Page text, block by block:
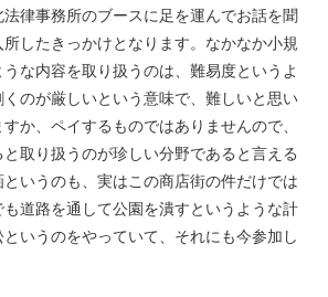
律事務所のブースに足を運んでお話を聞
したきっかけとなります。なかなか小規
な内容を取り扱うのは、難易度というよ
のが厳しいという意味で、難しいと思い
か、ペイするものではありませんので、
取り扱うのが珍しい分野であると言える
いうのも、実はこの商店街の件だけでは
道路を通して公園を潰すというような計
いうのをやっていて、それにも今参加し